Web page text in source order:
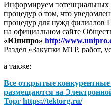
Информируем потенциальных
процедур о том, что
процедур для нужд
на официальном сайте
«Юнипро» http://
Раздел «Закупки МТР, работ,
а также:
Все открытые
размещаются на
Торг https://tektorg.ru/